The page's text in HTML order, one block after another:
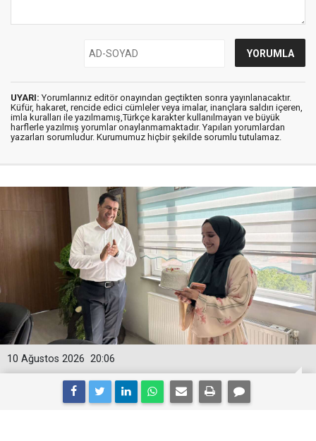
UYARI: Yorumlarınız editör onayından geçtikten sonra yayınlanacaktır.
Küfür, hakaret, rencide edici cümleler veya imalar, inançlara saldırı içeren,
imla kuralları ile yazılmamış,Türkçe karakter kullanılmayan ve büyük
harflerle yazılmış yorumlar onaylanmamaktadır. Yapılan yorumlardan
yazarları sorumludur. Kurumumuz hiçbir şekilde sorumlu tutulamaz.
20:06
10 Ağustos 2026